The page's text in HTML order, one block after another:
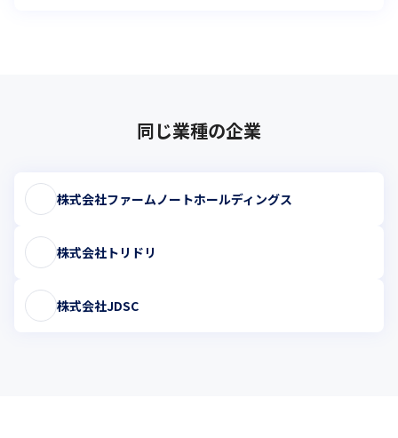
同じ業種の企業
株式会社ファームノートホールディングス
株式会社トリドリ
株式会社JDSC